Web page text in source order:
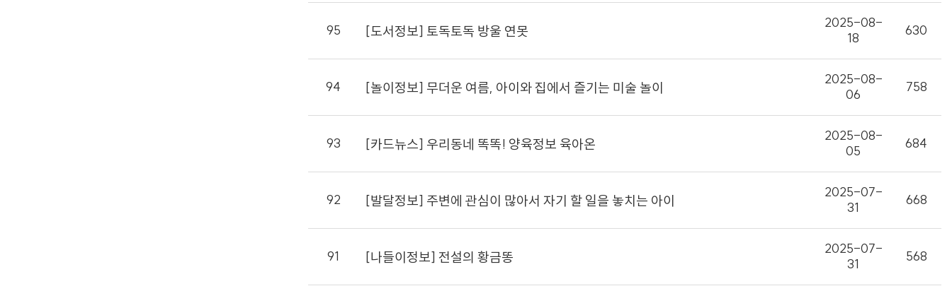
95 [도서정보] 토독토독 방울 연못
2025-08-
18
630
94 [놀이정보] 무더운 여름, 아이와 집에서 즐기는 미술 놀이
2025-08-
06
758
93 [카드뉴스] 우리동네 똑똑! 양육정보 육아온
2025-08-
05
684
92 [발달정보] 주변에 관심이 많아서 자기 할 일을 놓치는 아이
2025-07-
31
668
91 [나들이정보] 전설의 황금똥
2025-07-
31
568